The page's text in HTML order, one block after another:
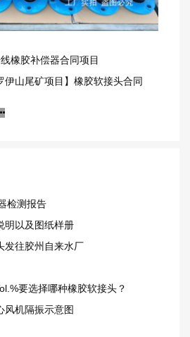
橡胶补偿器合同项目
伊山尾矿项目】橡胶软接头合同
检测报告
明以及图纸样册
发往胶州自来水厂
要选择哪种橡胶软接头？
风机隔振示意图